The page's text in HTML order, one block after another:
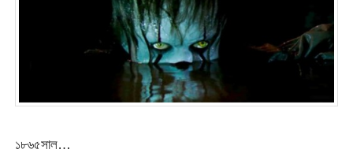
১৮৬৫সাল…